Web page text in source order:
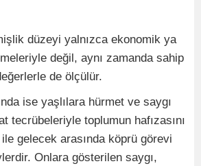
düzeyi yalnızca ekonomik ya
değil, aynı zamanda sahip
de ölçülür.
ise yaşlılara hürmet ve saygı
tecrübeleriyle toplumun hafızasını
gelecek arasında köprü görevi
Onlara gösterilen saygı,